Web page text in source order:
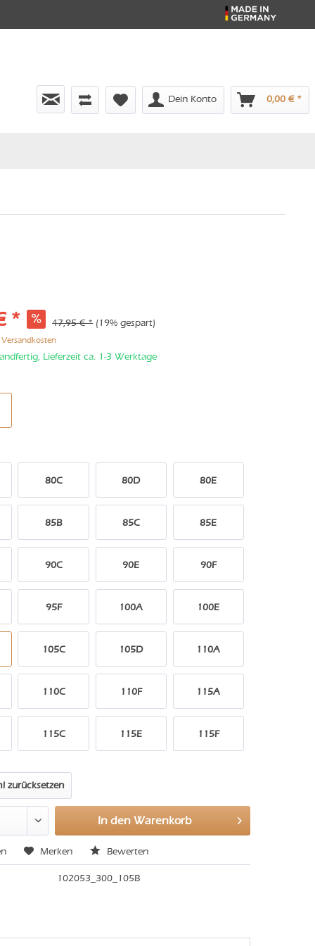
Dein Konto 0,00 € *
* 47,95 € * (19% gespart)
Versandkosten
Lieferzeit ca. 1-3 Werktage
80C 80D 80E
85B 85C 85E
90C 90E 90F
95F 100A 100E
105C 105D 110A
110C 110F 115A
115C 115E 115F
zurücksetzen
In den Warenkorb
Merken Bewerten
102053_300_105B